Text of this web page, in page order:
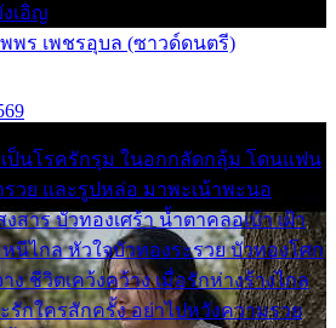
เอิญ
พร เพชรอุบล (ซาวด์ดนตรี)
เป็นโรครักรุม ในอกกลัดกลุ้ม โดนแฟน
วย และรูปหล่อ มาพะเน้าพะนอ
งสาร บัวทองเศร้า น้ำตาคลอเบ้า เฝ้า
นีไกล หัวใจบัวทองระรวย บัวทองโศก
ง ชีวิตเคว้งคว้าง เมื่อรักห่างร้างไกล
รักใครสักครั้ง อย่าไปหวังความรวย